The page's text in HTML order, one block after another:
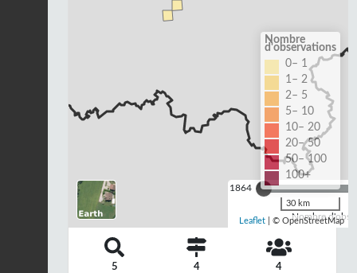
1864
Nombre
Nombre
d'observations
0– 1
1– 2
2– 5
5– 10
10– 20
20– 50
50– 100
100+
30 km
Leaflet | © OpenStreetMap
5 4 4